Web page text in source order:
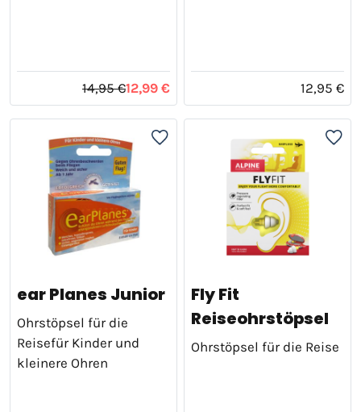
14,95 €12,99 € 12,95 €
ear Planes Junior
Ohrstöpsel für die
Reisefür Kinder und
kleinere Ohren
Fly Fit
Reiseohrstöpsel
Ohrstöpsel für die Reise